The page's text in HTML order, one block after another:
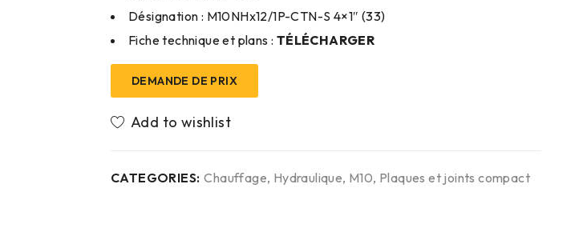
Désignation : M10NHx12/1P-CTN-S 4×1″ (33)
Fiche technique et plans : TÉLÉCHARGER
DEMANDE DE PRIX
CATEGORIES: Chauffage, Hydraulique, M10, Plaques et joints compact